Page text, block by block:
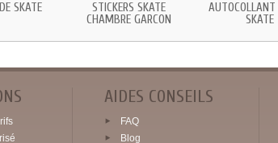
SKATE
STICKERS SKATE
CHAMBRE GARCON
SKATE
AIDES CONSEILS
FAQ
Blog